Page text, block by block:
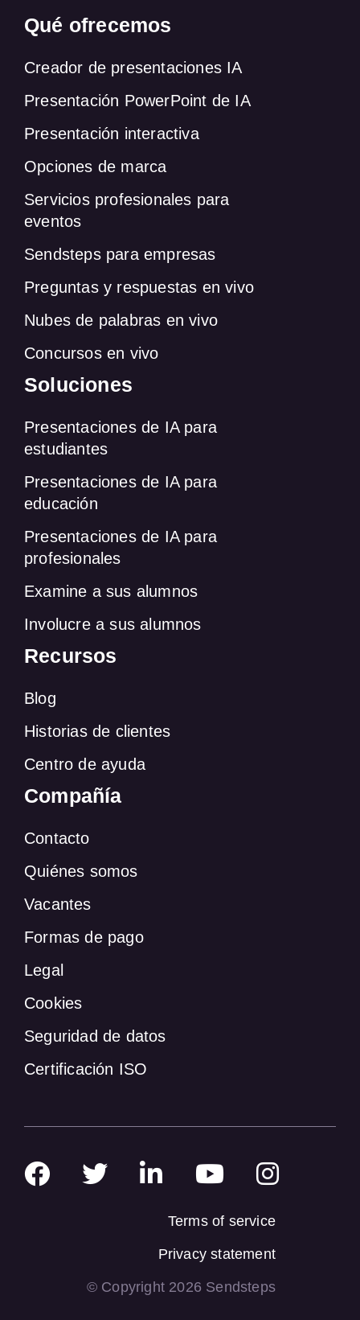
Qué ofrecemos
Creador de presentaciones IA
Presentación PowerPoint de IA
Presentación interactiva
Opciones de marca
Servicios profesionales para
eventos
Sendsteps para empresas
Preguntas y respuestas en vivo
Nubes de palabras en vivo
Concursos en vivo
Soluciones
Presentaciones de IA para
estudiantes
Presentaciones de IA para
educación
Presentaciones de IA para
profesionales
Examine a sus alumnos
Involucre a sus alumnos
Recursos
Blog
Historias de clientes
Centro de ayuda
Compañía
Contacto
Quiénes somos
Vacantes
Formas de pago
Legal
Cookies
Seguridad de datos
Certificación ISO
Terms of service
Privacy statement
© Copyright 2026 Sendsteps